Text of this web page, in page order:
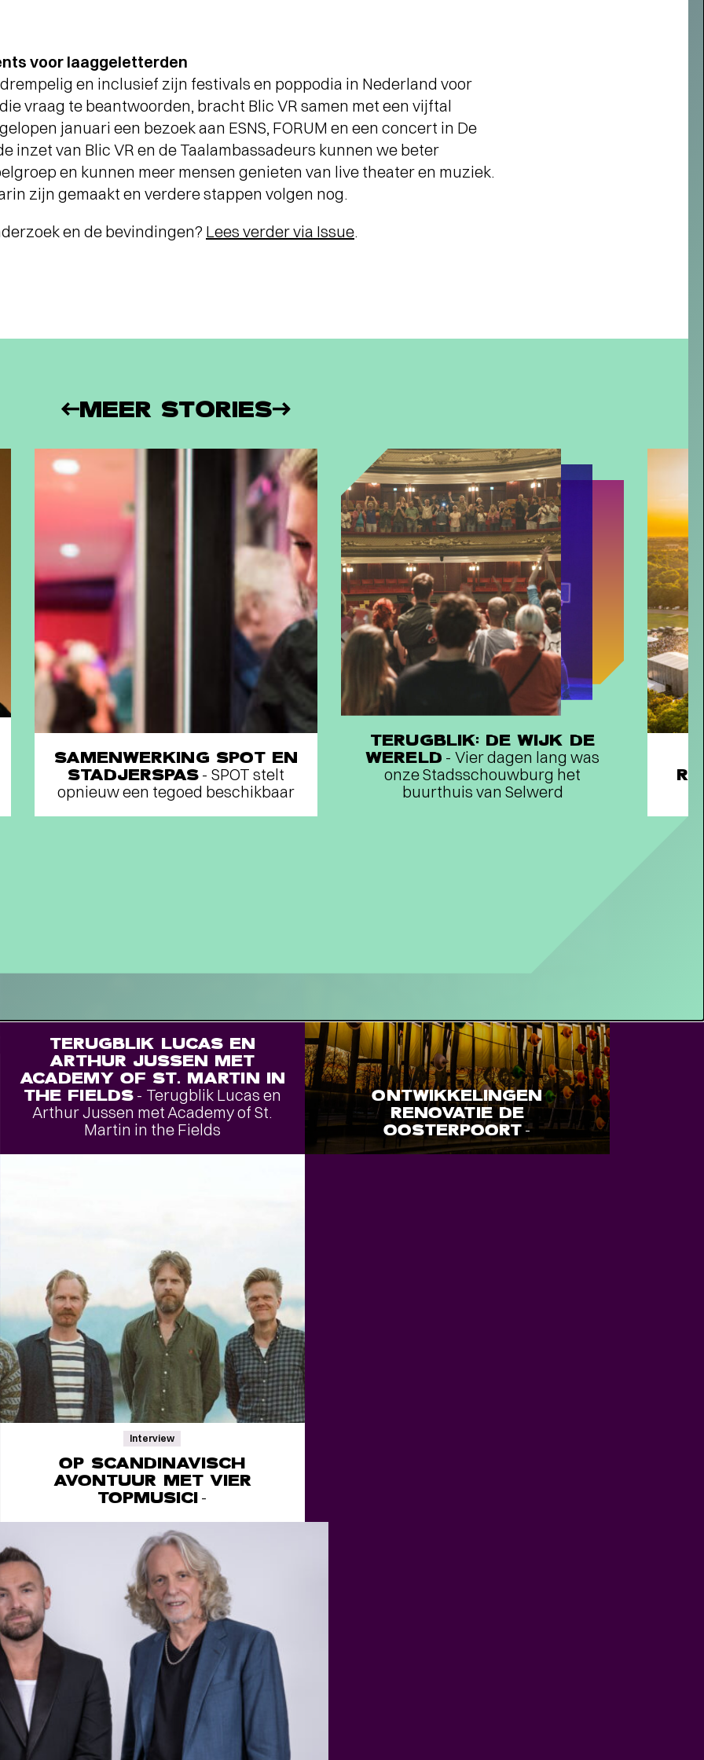
WAAROM MEMBER WORDEN?
STADSPARK 100 JAAR
Drafbaan
CHOREOGRAAF CONNOR
AGAINST VARIOUS
ELEMENTS- Raven voor het leven
TERUGBLIK LUCAS EN
ARTHUR JUSSEN MET
ACADEMY OF ST. MARTIN IN
THE FIELDS- Terugblik Lucas en
Arthur Jussen met Academy of St.
Martin in the Fields
ONTWIKKELINGEN
RENOVATIE DE
OOSTERPOORT-
Interview
OP SCANDINAVISCH
AVONTUUR MET VIER
TOPMUSICI -
voor laaggeletterden
en inclusief zijn festivals en poppodia in Nederland voor
vraag te beantwoorden, bracht Blic VR samen met een vijftal
januari een bezoek aan ESNS, FORUM en een concert in De
inzet van Blic VR en de Taalambassadeurs kunnen we beter
en kunnen meer mensen genieten van live theater en muziek.
zijn gemaakt en verdere stappen volgen nog.
en de bevindingen? Lees verder via Issue.
MEER STORIES
SAMENWERKING SPOT EN
STADJERSPAS - SPOT stelt
opnieuw een tegoed beschikbaar
TERUGBLIK: DE WIJK DE
WERELD - Vier dagen lang was
onze Stadsschouwburg het
buurthuis van Selwerd